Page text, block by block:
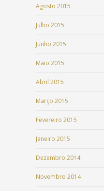
Agosto 2015
Julho 2015
Junho 2015
Maio 2015
Abril 2015
Março 2015
Fevereiro 2015
Janeiro 2015
Dezembro 2014
Novembro 2014